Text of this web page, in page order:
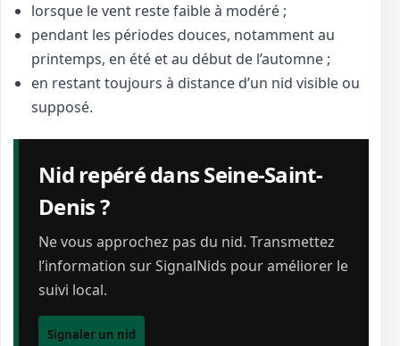
lorsque le vent reste faible à modéré ;
pendant les périodes douces, notamment au
printemps, en été et au début de l’automne ;
en restant toujours à distance d’un nid visible ou
supposé.
Nid repéré dans Seine-Saint-
Denis ?
Ne vous approchez pas du nid. Transmettez
l’information sur SignalNids pour améliorer le
suivi local.
Signaler un nid